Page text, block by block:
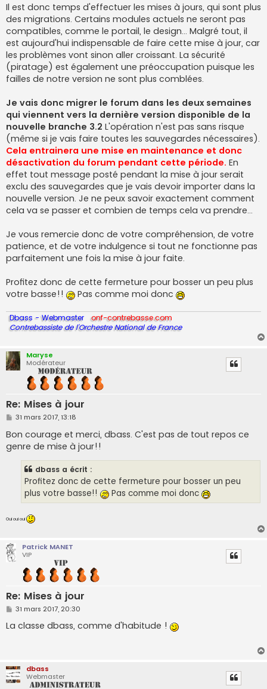
Il est donc temps d'effectuer les mises à jours, qui sont plus
des migrations. Certains modules actuels ne seront pas
compatibles, comme le portail, le design... Malgré tout, il
est aujourd'hui indispensable de faire cette mise à jour, car
les problèmes vont sinon aller croissant. La sécurité
(piratage) est également une préoccupation puisque les
failles de notre version ne sont plus comblées.
Je vais donc migrer le forum dans les deux semaines
qui viennent vers la dernière version disponible de la
nouvelle branche 3.2 L'opération n'est pas sans risque
(même si je vais faire toutes les sauvegardes nécessaires).
Cela entrainera une mise en maintenance et donc
désactivation du forum pendant cette période. En
effet tout message posté pendant la mise à jour serait
exclu des sauvegardes que je vais devoir importer dans la
nouvelle version. Je ne peux savoir exactement comment
cela va se passer et combien de temps cela va prendre...
Je vous remercie donc de votre compréhension, de votre
patience, et de votre indulgence si tout ne fonctionne pas
parfaitement une fois la mise à jour faite.
Profitez donc de cette fermeture pour bosser un peu plus
votre basse!!
Pas comme moi donc
Dbass - Webmaster
onf-contrebasse.com
Contrebassiste de l'Orchestre National de France
Maryse
Modérateur
Re: Mises à jour
M
s
s
a
31 mars 2017, 13:18
Bon courage et merci, dbass. C'est pas de tout repos ce
genre de mise à jour!!
dbass a écrit :
Profitez donc de cette fermeture pour bosser un peu
plus votre basse!!
Pas comme moi donc
Oui oui oui
Patrick MANET
VIP
Re: Mises à jour
M
s
s
31 mars 2017, 20:30
La classe dbass, comme d'habitude !
dbass
Webmaster